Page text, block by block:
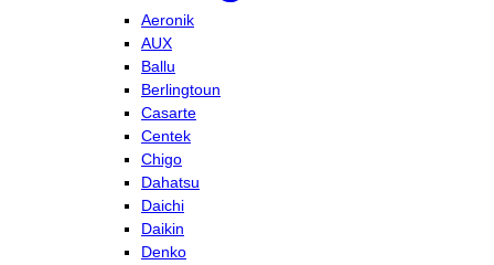
Aeronik
AUX
Ballu
Berlingtoun
Casarte
Centek
Chigo
Dahatsu
Daichi
Daikin
Denko